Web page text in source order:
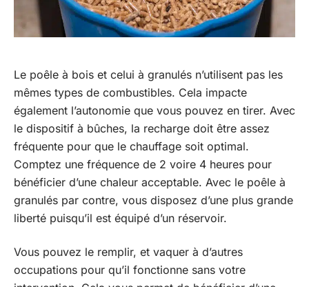
Le poêle à bois et celui à granulés n’utilisent pas les
mêmes types de combustibles. Cela impacte
également l’autonomie que vous pouvez en tirer. Avec
le dispositif à bûches, la recharge doit être assez
fréquente pour que le chauffage soit optimal.
Comptez une fréquence de 2 voire 4 heures pour
bénéficier d’une chaleur acceptable. Avec le poêle à
granulés par contre, vous disposez d’une plus grande
liberté puisqu’il est équipé d’un réservoir.
Vous pouvez le remplir, et vaquer à d’autres
occupations pour qu’il fonctionne sans votre